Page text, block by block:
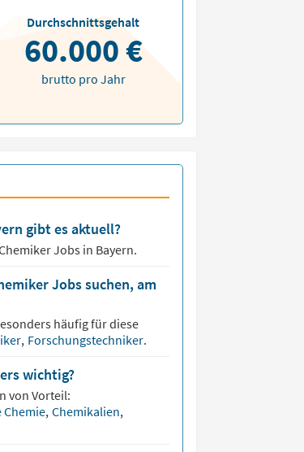
Durchschnittsgehalt
60.000 €
brutto pro Jahr
gibt es aktuell?
Jobsin Bayern.
Jobs suchen, am
häufig für diese
, Forschungstechniker.
wichtig?
von Vorteil:
Chemie, Chemikalien,